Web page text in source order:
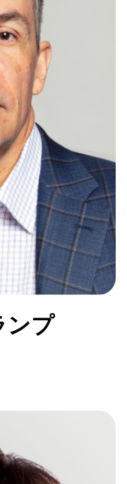
ンプ